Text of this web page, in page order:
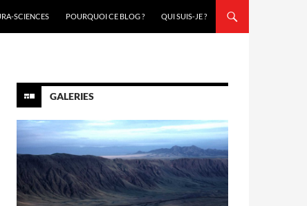
SCIENCES
POURQUOI CE BLOG ? QUI SUIS-JE ?
GALERIES